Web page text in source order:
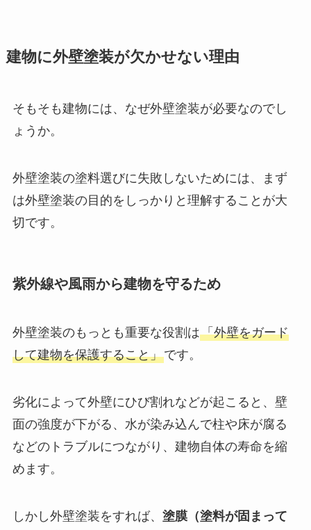
建物に外壁塗装が欠かせない理由
そもそも建物には、なぜ外壁塗装が必要なのでし
ょうか。
外壁塗装の塗料選びに失敗しないためには、まず
は外壁塗装の目的をしっかりと理解することが大
切です。
紫外線や風雨から建物を守るため
外壁塗装のもっとも重要な役割は「外壁をガード
して建物を保護すること」です。
劣化によって外壁にひび割れなどが起こると、壁
面の強度が下がる、水が染み込んで柱や床が腐る
などのトラブルにつながり、建物自体の寿命を縮
めます。
しかし外壁塗装をすれば、 塗膜（塗料が固まって